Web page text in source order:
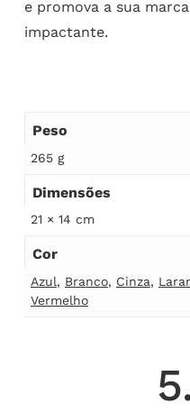
e promova a sua
impactante.
Peso
265 g
Dimensões
21 × 14 cm
Cor
Azul, Branco, Cinza,
Vermelho